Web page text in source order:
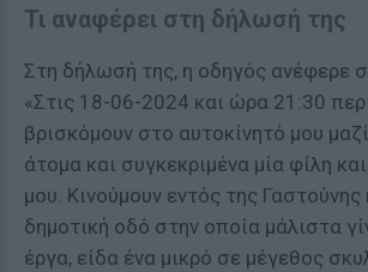
Τι αναφέρει στη δήλωσή της
Στη δήλωσή της, η οδηγός ανέφερε
«Στις 18-06-2024 και ώρα 21:30
βρισκόμουν στο αυτοκίνητό μου
άτομα και συγκεκριμένα μία φίλη
μου. Κινούμουν εντός της Γαστούνης
δημοτική οδό στην οποία μάλιστα
έργα, είδα ένα μικρό σε μέγεθος